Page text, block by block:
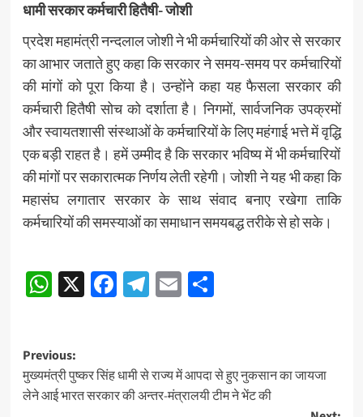
धामी सरकार कर्मचारी हितैषी- जोशी
प्रदेश महामंत्री नन्दलाल जोशी ने भी कर्मचारियों की ओर से सरकार
का आभार जताते हुए कहा कि सरकार ने समय-समय पर कर्मचारियों
की मांगों को पूरा किया है। उन्होंने कहा यह फैसला सरकार की
कर्मचारी हितैषी सोच को दर्शाता है। निगमों, सार्वजनिक उपक्रमों
और स्वायतशासी संस्थाओं के कर्मचारियों के लिए महंगाई भत्ते में वृद्धि
एक बड़ी राहत है। हमें उम्मीद है कि सरकार भविष्य में भी कर्मचारियों
की मांगों पर सकारात्मक निर्णय लेती रहेगी। जोशी ने यह भी कहा कि
महासंघ लगातार सरकार के साथ संवाद बनाए रखेगा ताकि
कर्मचारियों की समस्याओं का समाधान समयबद्ध तरीके से हो सके।
Post
navigation
WhatsApp
X Facebook
Telegram
EmailShare
Post
navigation
Previous:
मुख्यमंत्री पुष्कर सिंह धामी से राज्य में आपदा से हुए नुकसान का जायजा
लेने आई भारत सरकार की अन्तर-मंत्रालयी टीम ने भेंट की